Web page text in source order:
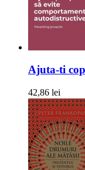
Ajuta-ti
42,86 lei